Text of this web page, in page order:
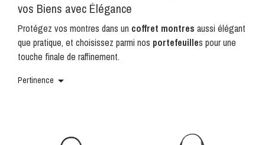
vos Biens avec Élégance
Protégez vos montres dans un coffret montres aussi élégant
que pratique, et choisissez parmi nos portefeuilles pour une
touche finale de raffinement.
Pertinence 